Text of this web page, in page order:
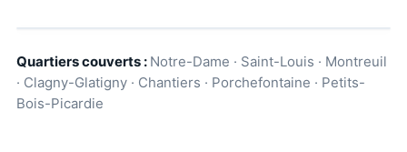
Quartiers couverts : Notre-Dame · Saint-Louis · Montreuil
· Clagny-Glatigny · Chantiers · Porchefontaine · Petits-
Bois-Picardie